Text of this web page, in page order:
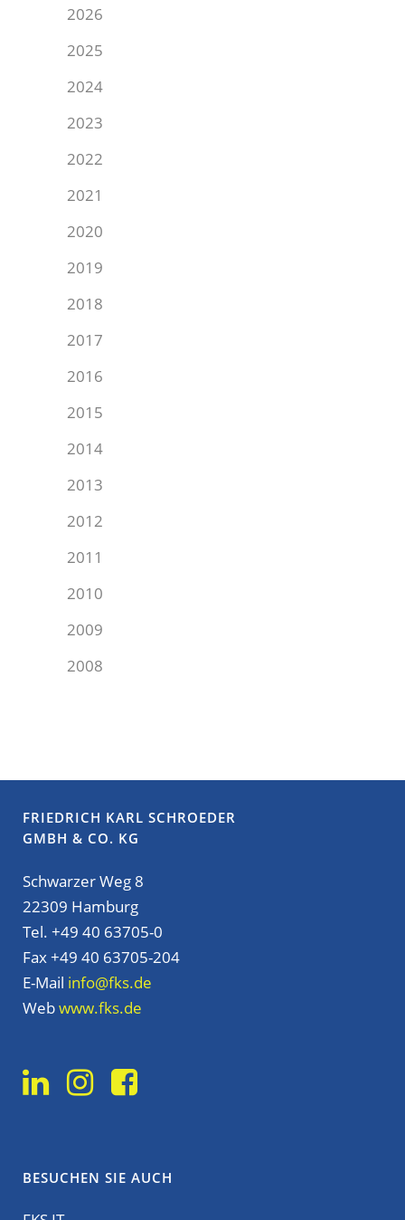
2026
2025
2024
2023
2022
2021
2020
2019
2018
2017
2016
2015
2014
2013
2012
2011
2010
2009
2008
FRIEDRICH KARL SCHROEDER
GMBH & CO. KG
Schwarzer Weg 8
22309 Hamburg
Tel. +49 40 63705-0
Fax +49 40 63705-204
E-Mail info@fks.de
Webwww.fks.de
BESUCHEN SIE AUCH